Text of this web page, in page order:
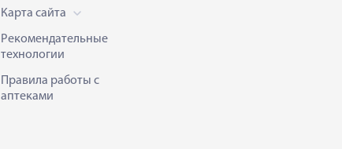
Карта сайта
Рекомендательные
технологии
Правила работы с
аптеками